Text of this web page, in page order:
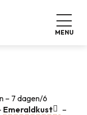
MENU
– 7 dagen/6
Emeraldkust
–